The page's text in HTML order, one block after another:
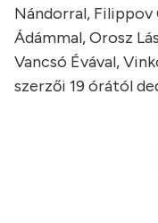
Nándorral, Filippov
Ádámmal, Orosz
Vancsó Évával,
szerzői 19 órától